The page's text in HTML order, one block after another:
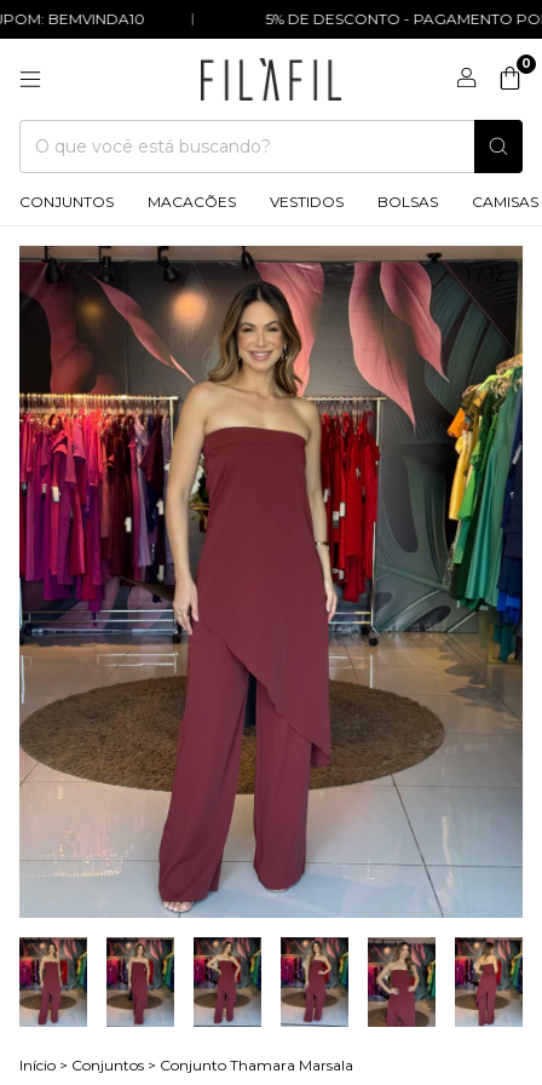
BEMVINDA10 5% DE DESCONTO - PAGAMENTO POR
0
CONJUNTOS MACACÕES VESTIDOS BOLSAS CAMISAS
1
Início > Conjuntos > Conjunto Thamara Marsala